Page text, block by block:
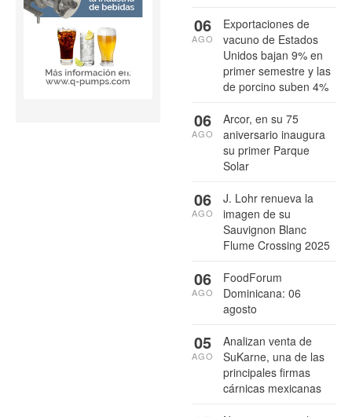
Exportaciones de
vacuno de Estados
Unidos bajan 9% en
primer semestre y las
de porcino suben 4%
06
AGO
Arcor, en su 75
aniversario inaugura
su primer Parque
Solar
06
AGO
J. Lohr renueva la
imagen de su
Sauvignon Blanc
Flume Crossing 2025
06
AGO
FoodForum
Dominicana: 06
agosto
06
AGO
Analizan venta de
SuKarne, una de las
principales firmas
cárnicas mexicanas
05
AGO